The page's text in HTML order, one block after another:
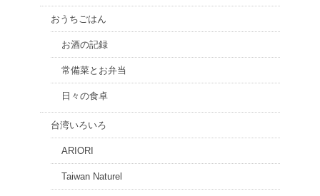
おうちごはん
お酒の記録
常備菜とお弁当
日々の食卓
台湾いろいろ
ARIORI
Taiwan Naturel